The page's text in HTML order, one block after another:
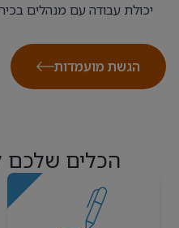
יכולת עבודה עם מנהלים
הגשת מועמדות
הכלים שלכם